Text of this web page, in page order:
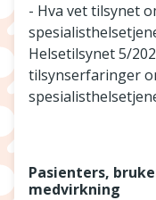
- Hva vet tilsynet
Helsetilsynet 5/
tilsynserfaringer
Pasienters,
medvirkning